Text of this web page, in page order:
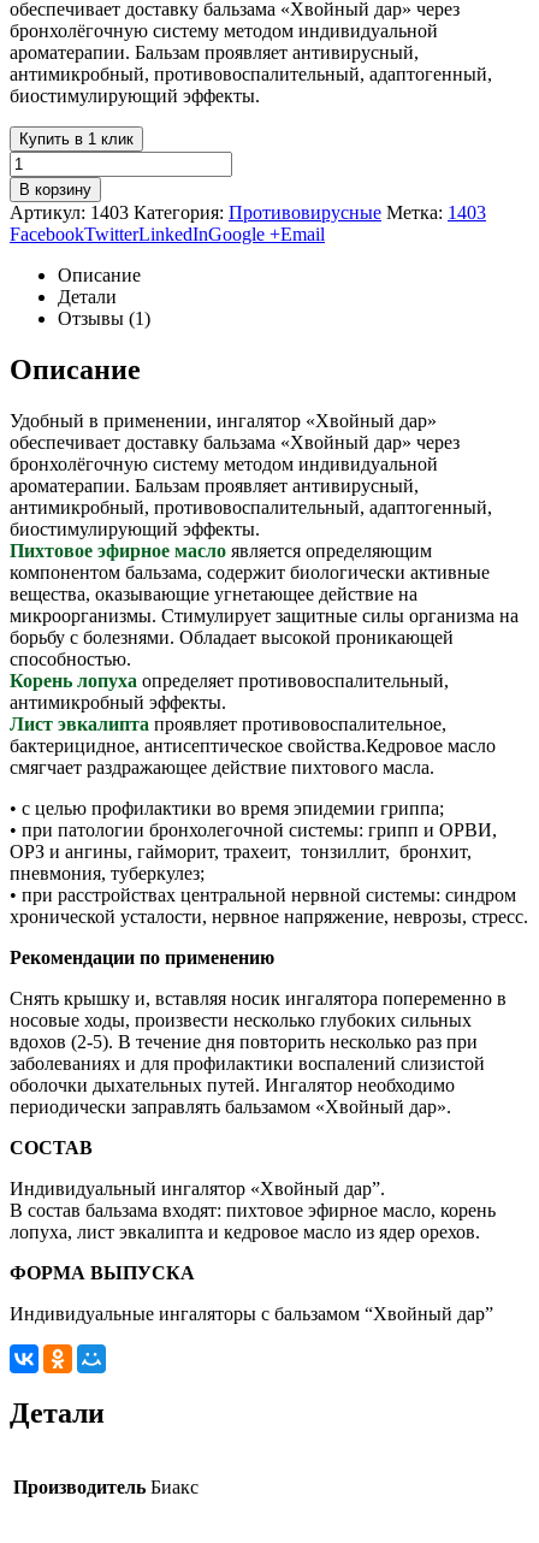
обеспечивает доставку бальзама «Хвойный дар» через
бронхолёгочную систему методом индивидуальной
ароматерапии. Бальзам проявляет антивирусный,
антимикробный, противовоспалительный, адаптогенный,
биостимулирующий эффекты.
Купить в 1 клик
В корзину
Артикул: 1403 Категория: Противовирусные Метка: 1403
FacebookTwitterLinkedInGoogle +Email
Описание
Детали
Отзывы (1)
Описание
Удобный в применении, ингалятор «Хвойный дар»
обеспечивает доставку бальзама «Хвойный дар» через
бронхолёгочную систему методом индивидуальной
ароматерапии. Бальзам проявляет антивирусный,
антимикробный, противовоспалительный, адаптогенный,
биостимулирующий эффекты.
Пихтовое эфирное масло является определяющим
компонентом бальзама, содержит биологически активные
вещества, оказывающие угнетающее действие на
микроорганизмы. Стимулирует защитные силы организма на
борьбу с болезнями. Обладает высокой проникающей
способностью.
Корень лопуха определяет противовоспалительный,
антимикробный эффекты.
Лист эвкалипта проявляет противовоспалительное,
бактерицидное, антисептическое свойства.Кедровое масло
смягчает раздражающее действие пихтового масла.
• с целью профилактики во время эпидемии гриппа;
• при патологии бронхолегочной системы: грипп и ОРВИ,
ОРЗ и ангины, гайморит, трахеит, тонзиллит, бронхит,
пневмония, туберкулез;
• при расстройствах центральной нервной системы: синдром
хронической усталости, нервное напряжение, неврозы, стресс.
Рекомендации по применению
Снять крышку и, вставляя носик ингалятора попеременно в
носовые ходы, произвести несколько глубоких сильных
вдохов (2-5). В течение дня повторить несколько раз при
заболеваниях и для профилактики воспалений слизистой
оболочки дыхательных путей. Ингалятор необходимо
периодически заправлять бальзамом «Хвойный дар».
СОСТАВ
Индивидуальный ингалятор «Хвойный дар”.
В состав бальзама входят: пихтовое эфирное масло, корень
лопуха, лист эвкалипта и кедровое масло из ядер орехов.
ФОРМА ВЫПУСКА
Индивидуальные ингаляторы с бальзамом “Хвойный дар”
Детали
Производитель Биакс